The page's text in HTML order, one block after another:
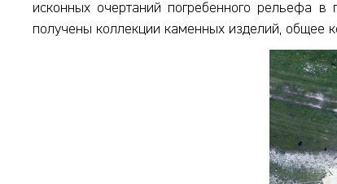
исконных очертаний погребенного рельефа
получены коллекции каменных изделий, общее